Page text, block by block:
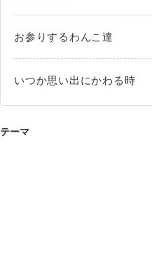
お参りするわんこ達
いつか思い出にかわる時
テーマ